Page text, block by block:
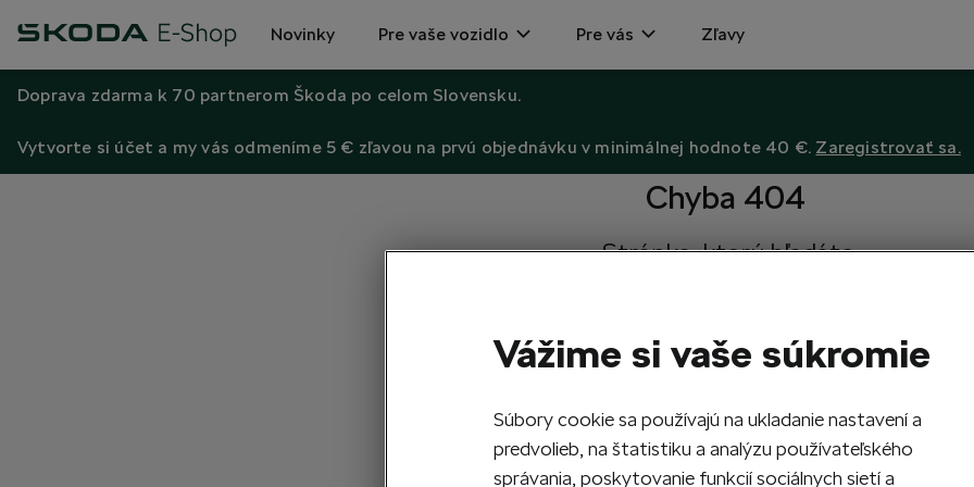
Novinky Pre vaše vozidlo Pre vás Zľavy
Doprava zdarma k 70 partnerom Škoda po celom Slovensku.
Vytvorte si účet a my vás odmeníme 5 € zľavou na prvú objednávku v minimálnej hodnote 40 €. Zaregistrovať sa.
Chyba 404
Stránka, ktorú hľadáte,
Vážime si vaše súkromie
Súbory cookie sa používajú na ukladanie nastavení a
predvolieb, na štatistiku a analýzu používateľského
správania, poskytovanie funkcií sociálnych sietí a